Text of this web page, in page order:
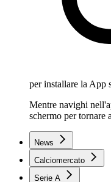
per installare la App
Mentre navighi
schermo per tornare
News
Calciomercato
Serie A